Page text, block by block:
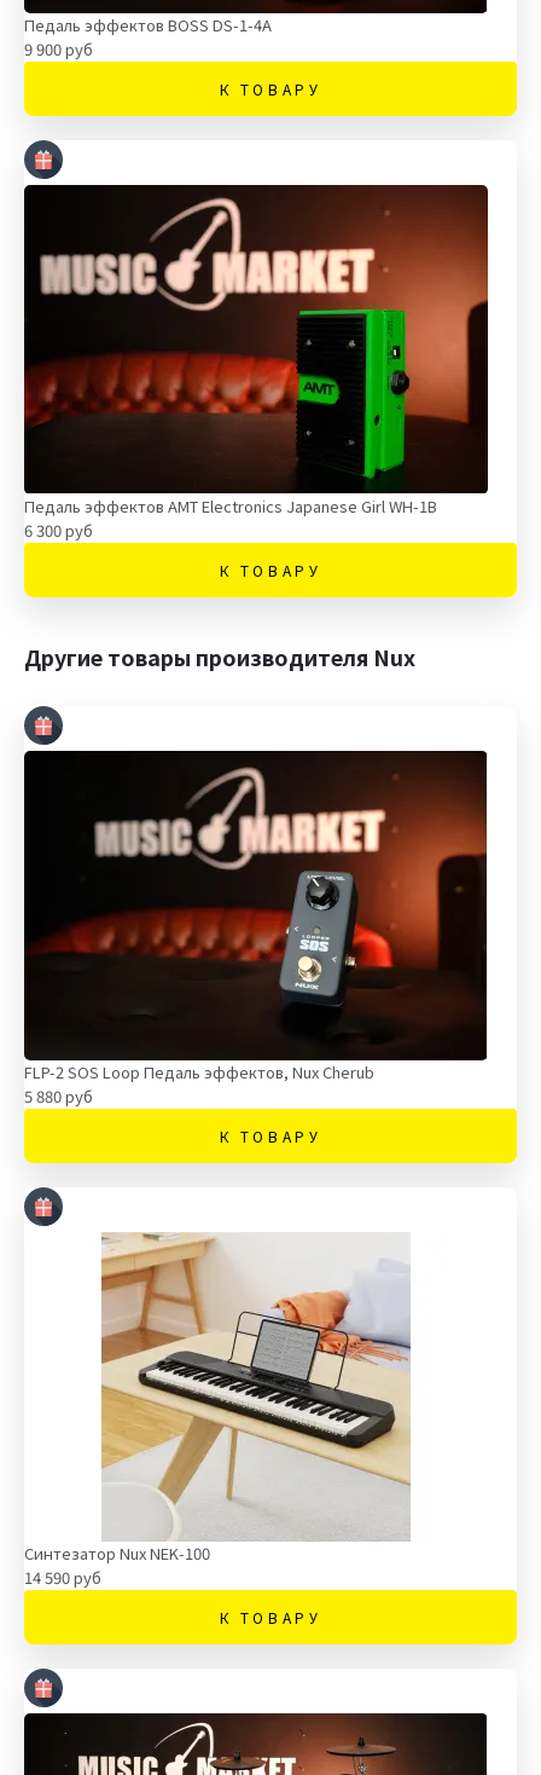
Педаль эффектов BOSS DS-1-4A
9 900 руб
К ТОВАРУ
Педаль эффектов AMT Electronics Japanese Girl WH-1B
6 300 руб
К ТОВАРУ
Другие товары производителя Nux
FLP-2 SOS Loop Педаль эффектов, Nux Cherub
5 880 руб
К ТОВАРУ
Синтезатор Nux NEK-100
14 590 руб
К ТОВАРУ